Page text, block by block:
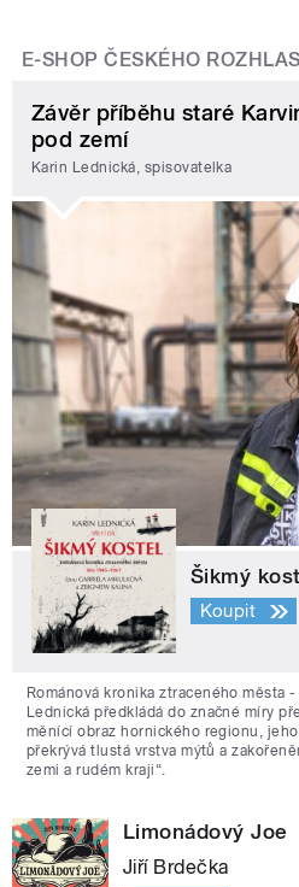
E-SHOP ČESKÉHO
Závěr příběhu staré
pod zemí
Karin Lednická, spisovatelka
Šikmý
Koupit
Románová kronika ztraceného města
Lednická předkládá do značné míry
měnící obraz hornického regionu,
překrývá tlustá vrstva mýtů a
zemi a rudém kraji“.
Limonádový Joe
Jiří Brdečka